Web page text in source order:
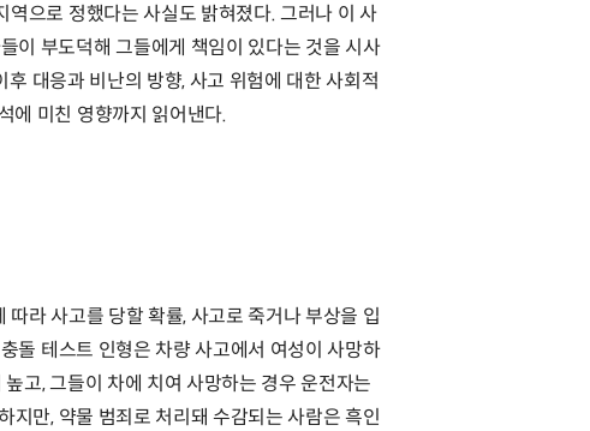
으로 정했다는 사실도 밝혀졌다. 그러나 이 사
이 부도덕해 그들에게 책임이 있다는 것을 시사
대응과 비난의 방향, 사고 위험에 대한 사회적
에 미친 영향까지 읽어낸다.
라 사고를 당할 확률, 사고로 죽거나 부상을 입
돌 테스트 인형은 차량 사고에서 여성이 사망하
고, 그들이 차에 치여 사망하는 경우 운전자는
지만, 약물 범죄로 처리돼 수감되는 사람은 흑인